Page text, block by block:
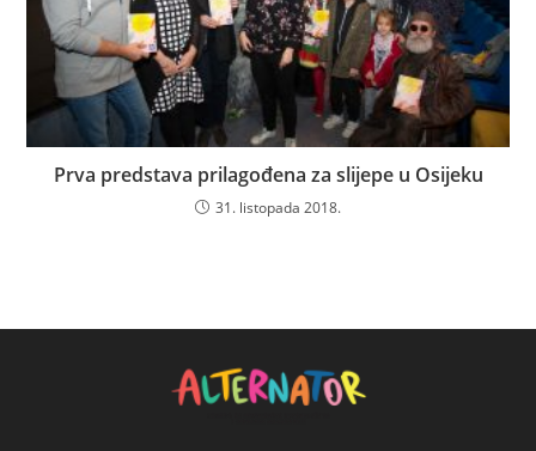
Prva predstava prilagođena za slijepe u Osijeku
31. listopada 2018.